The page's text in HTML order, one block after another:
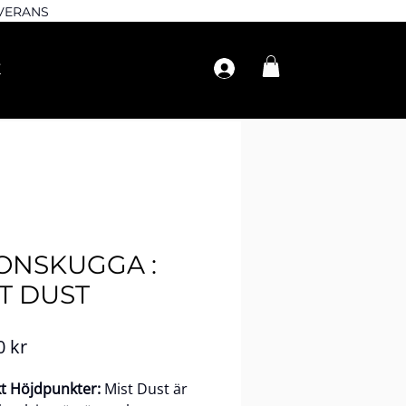
:
DUST
krPris
Höjdpunkter: Mist Dust är